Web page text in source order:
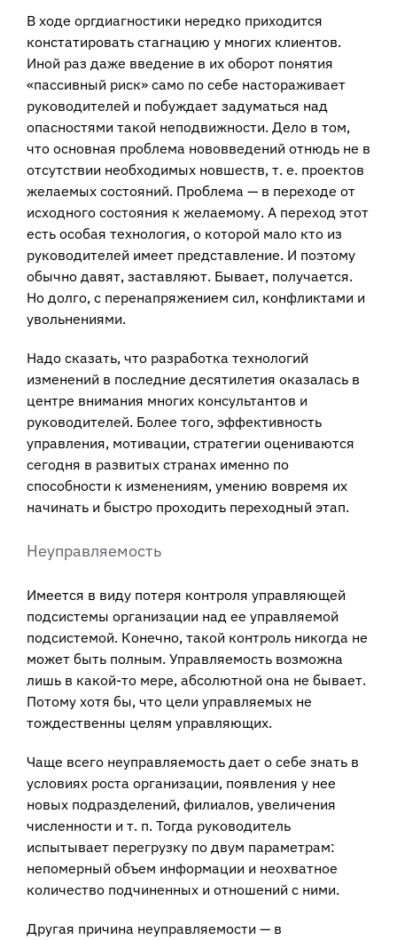
В ходе оргдиагностики нередко приходится
констатировать стагнацию у многих клиентов.
Иной раз даже введение в их оборот понятия
«пассивный риск» само по себе настораживает
руководителей и побуждает задуматься над
опасностями такой неподвижности. Дело в том,
что основная проблема нововведений отнюдь не в
отсутствии необходимых новшеств, т. е. проектов
желаемых состояний. Проблема — в переходе от
исходного состояния к желаемому. А переход этот
есть особая технология, о которой мало кто из
руководителей имеет представление. И поэтому
обычно давят, заставляют. Бывает, получается.
Но долго, с перенапряжением сил, конфликтами и
увольнениями.
Надо сказать, что разработка технологий
изменений в последние десятилетия оказалась в
центре внимания многих консультантов и
руководителей. Более того, эффективность
управления, мотивации, стратегии оцениваются
сегодня в развитых странах именно по
способности к изменениям, умению вовремя их
начинать и быстро проходить переходный этап.
Неуправляемость
Имеется в виду потеря контроля управляющей
подсистемы организации над ее управляемой
подсистемой. Конечно, такой контроль никогда не
может быть полным. Управляемость возможна
лишь в какой-то мере, абсолютной она не бывает.
Потому хотя бы, что цели управляемых не
тождественны целям управляющих.
Чаще всего неуправляемость дает о себе знать в
условиях роста организации, появления у нее
новых подразделений, филиалов, увеличения
численности и т. п. Тогда руководитель
испытывает перегрузку по двум параметрам:
непомерный объем информации и неохватное
количество подчиненных и отношений с ними.
Другая причина неуправляемости — в